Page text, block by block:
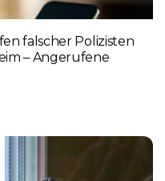
falscher Polizisten
– Angerufene